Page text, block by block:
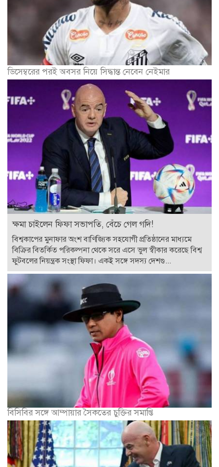
ডিসেম্বরের পরই অবসর নিয়ে সিদ্ধান্ত নেবেন নেইমার
ক্ষমা চাইলেন ফিফা সভাপতি, বেঁচে গেল গদি!
বিশ্বকাপের মুনাফার অংশ বাণিজ্যিক সহযোগী প্রতিষ্ঠানের মাধ্যমে
বিক্রির বিতর্কিত পরিকল্পনা থেকে সরে এসে ভুল স্বীকার করেছে বিশ্ব
ফুটবলের নিয়ন্ত্রক সংস্থা ফিফা। একই সঙ্গে সদস্য দেশগু...
বিসিবির সঙ্গে আম্পায়ার সৈকতের চুক্তির সমাপ্তি